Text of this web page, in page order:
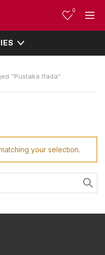
0
“Pustaka Ifada”
your selection.